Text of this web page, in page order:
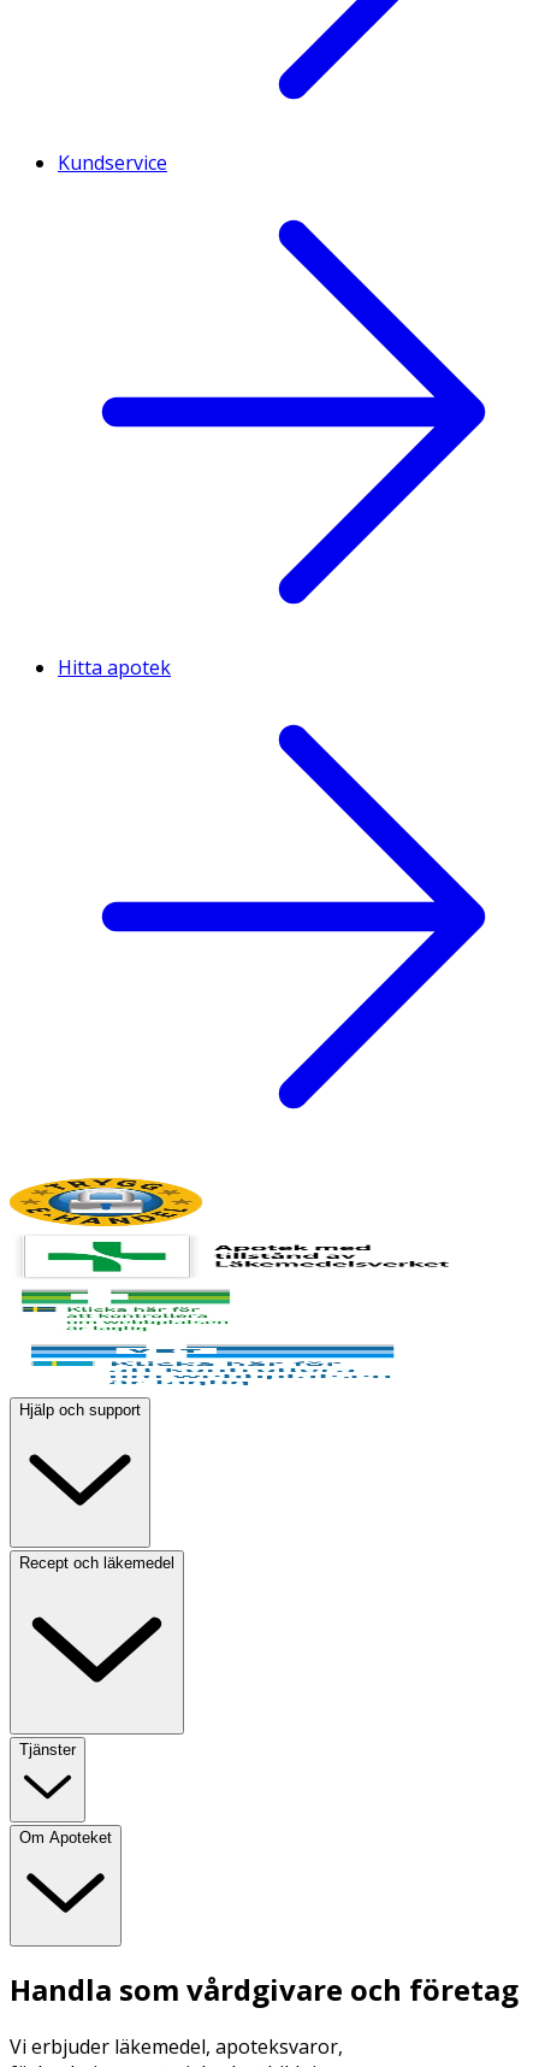
Kundservice
Hitta apotek
Hjälp och support
Recept och läkemedel
Tjänster
Om Apoteket
Handla som vårdgivare och företag
Vi erbjuder läkemedel, apoteksvaror,